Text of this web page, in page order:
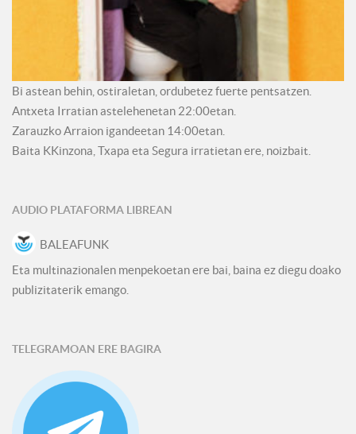
Bi astean behin, ostiraletan, ordubetez fuerte pentsatzen.
Antxeta Irratian astelehenetan 22:00etan.
Zarauzko Arraion igandeetan 14:00etan.
Baita KKinzona, Txapa eta Segura irratietan ere, noizbait.
AUDIO PLATAFORMA LIBREAN
BALEAFUNK
Eta multinazionalen menpekoetan ere bai, baina ez diegu doako
publizitaterik emango.
TELEGRAMOAN ERE BAGIRA